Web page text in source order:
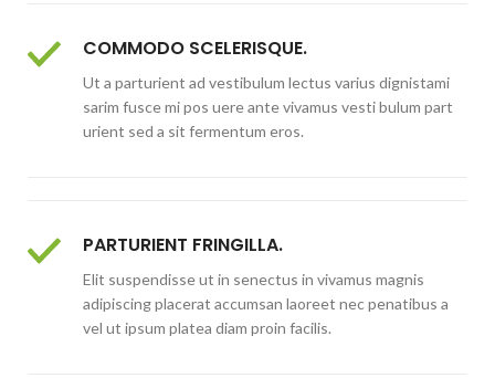
COMMODO SCELERISQUE.
Ut a parturient ad vestibulum lectus varius dignistami
sarim fusce mi pos uere ante vivamus vesti bulum part
urient sed a sit fermentum eros.
PARTURIENT FRINGILLA.
Elit suspendisse ut in senectus in vivamus magnis
adipiscing placerat accumsan laoreet nec penatibus a
vel ut ipsum platea diam proin facilis.